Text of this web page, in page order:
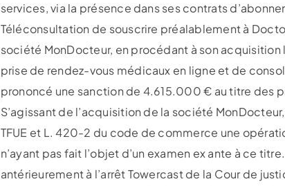
services, via la présence dans ses contrats
Téléconsultation de souscrire préalablement à
société MonDocteur, en procédant à son
prise de rendez-vous médicaux en ligne et de
prononcé une sanction de 4.615.000 € au titre des
S’agissant de l’acquisition de la société
TFUE et L. 420-2 du code de commerce une
n’ayant pas fait l’objet d’un examen ex ante à ce
antérieurement à l’arrêt Towercast de la Cour de